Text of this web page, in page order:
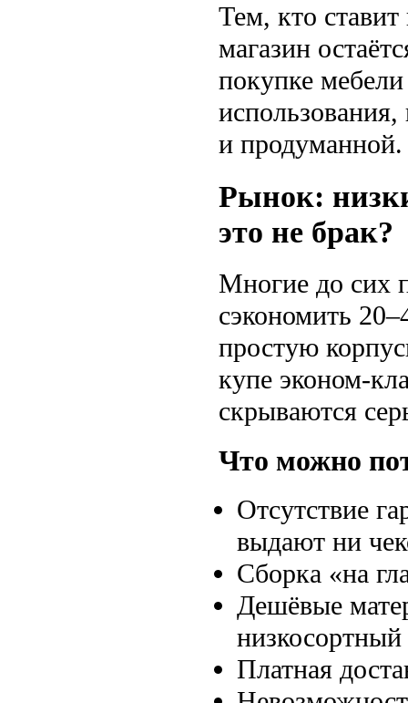
Тем, кто
магазин
покупке
и продуманной.
Рынок:
это не брак?
Многие до сих
сэкономить
простую
купе эконом-
скрываются
Что можно
Отсутствие
выдают ни
Сборка «на
Дешёвые
Платная